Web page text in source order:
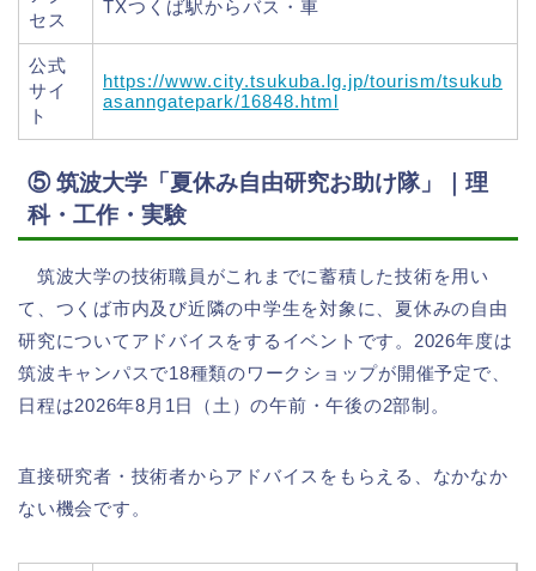
セス
TXつくば駅からバス・車
公式
サイ
ト
https://www.city.tsukuba.lg.jp/tourism/tsukub
asanngatepark/16848.html
⑤ 筑波大学「夏休み自由研究お助け隊」｜理
科・工作・実験
筑波大学の技術職員がこれまでに蓄積した技術を用い
て、つくば市内及び近隣の中学生を対象に、夏休みの自由
研究についてアドバイスをするイベントです。2026年度は
筑波キャンパスで18種類のワークショップが開催予定で、
日程は2026年8月1日（土）の午前・午後の2部制。
直接研究者・技術者からアドバイスをもらえる、なかなか
ない機会です。